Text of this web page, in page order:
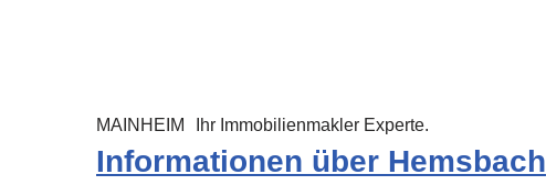
MAINHEIM Ihr Immobilienmakler Experte.
Informationen über Hemsbach